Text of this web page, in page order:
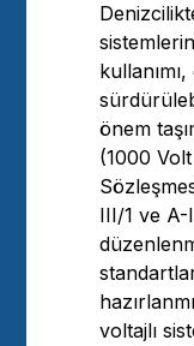
önem
(1000
III/1 ve
voltajlı